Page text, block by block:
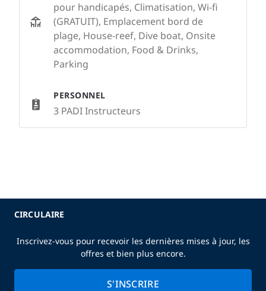
pour handicapés, Climatisation, Wi-fi
(GRATUIT), Emplacement bord de
plage, House-reef, Dive boat, Onsite
accommodation, Food & Drinks,
Parking
PERSONNEL
3 PADI Instructeurs
CIRCULAIRE
Inscrivez-vous pour recevoir les dernières mises à jour, les
offres et bien plus encore.
S'INSCRIRE